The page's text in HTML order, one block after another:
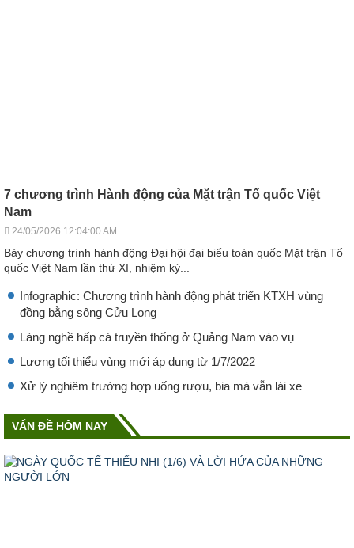
7 chương trình Hành động của Mặt trận Tổ quốc Việt
Nam
24/05/2026 12:04:00 AM
Bảy chương trình hành động Đại hội đại biểu toàn quốc Mặt trận Tổ
quốc Việt Nam lần thứ XI, nhiệm kỳ...
Infographic: Chương trình hành động phát triển KTXH vùng
đồng bằng sông Cửu Long
Làng nghề hấp cá truyền thống ở Quảng Nam vào vụ
Lương tối thiểu vùng mới áp dụng từ 1/7/2022
Xử lý nghiêm trường hợp uống rượu, bia mà vẫn lái xe
VẤN ĐỀ HÔM NAY